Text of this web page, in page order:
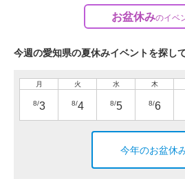
お盆休みのイベ
今週の愛知県の夏休みイベントを探し
月
8/3
火
8/4
水
8/5
木
8/6
今年のお盆休